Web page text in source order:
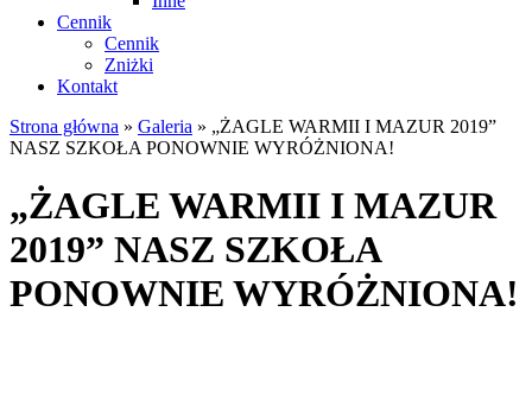
Cennik
Cennik
Zniżki
Kontakt
Strona główna » Galeria » „ŻAGLE WARMII I MAZUR 2019”
NASZ SZKOŁA PONOWNIE WYRÓŻNIONA!
„ŻAGLE WARMII I MAZUR
2019” NASZ SZKOŁA
PONOWNIE WYRÓŻNIONA!